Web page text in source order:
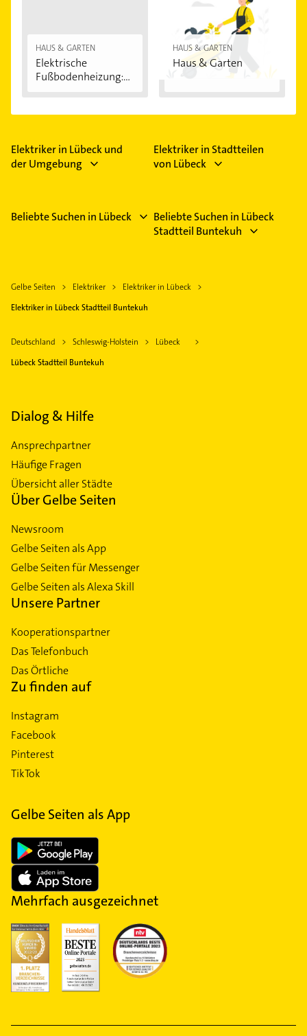
HAUS & GARTEN
Elektrische
Fußbodenheizung:
HAUS & GARTEN
Haus & Garten
Elektriker in Lübeck und
der Umgebung
Elektriker in Stadtteilen
von Lübeck
Beliebte Suchen in Lübeck
Beliebte Suchen in Lübeck
Stadtteil Buntekuh
Gelbe Seiten Elektriker
Elektriker in Lübeck
Elektriker in Lübeck Stadtteil Buntekuh
Deutschland Schleswig-Holstein
Lübeck
Lübeck Stadtteil Buntekuh
Dialog & Hilfe
Ansprechpartner
Häufige Fragen
Übersicht aller Städte
Über Gelbe Seiten
Newsroom
Gelbe Seiten als App
Gelbe Seiten für Messenger
Gelbe Seiten als Alexa Skill
Unsere Partner
Kooperationspartner
Das Telefonbuch
Das Örtliche
Zu finden auf
Instagram
Facebook
Pinterest
TikTok
Gelbe Seiten als App
Mehrfach ausgezeichnet